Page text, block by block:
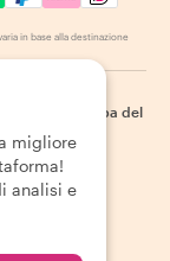
in base alla destinazione
Mappa del
migliore
analisi e